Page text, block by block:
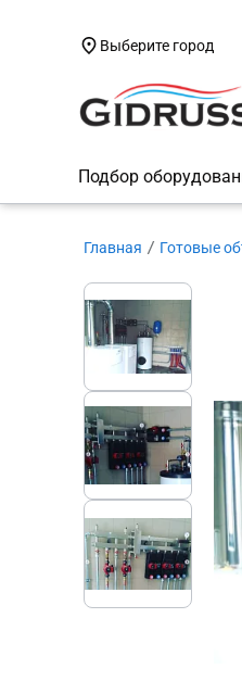
Выберите город
Подбор
Главная Готовые